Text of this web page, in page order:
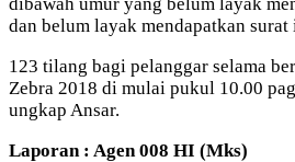
dan belum layak mendapatkan
123 tilang bagi pelanggar selama
Zebra 2018 di mulai pukul 10.00
ungkap Ansar.
Laporan : Agen 008 HI (Mks)